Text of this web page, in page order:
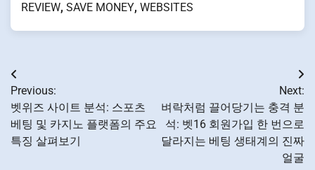
REVIEW, SAVE MONEY, WEBSITES
Post
navigation
Previous:
벳위즈 사이트 분석: 스포츠
베팅 및 카지노 플랫폼의 주요
특징 살펴보기
Next:
벼락처럼 끌어당기는 충격 분
석: 벳16 회원가입 한 번으로
달라지는 베팅 생태계의 진짜
얼굴